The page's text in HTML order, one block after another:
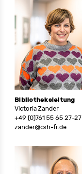
Bibliotheksleitung
Victoria Zander
+49 (0)761 55 65 27-27
zander@csh-fr.de